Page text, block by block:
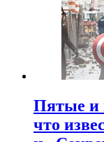
Пятые и
что